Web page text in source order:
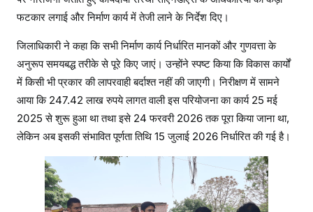
फटकार लगाई और निर्माण कार्य में तेजी लाने के निर्देश दिए।
जिलाधिकारी ने कहा कि सभी निर्माण कार्य निर्धारित मानकों और गुणवत्ता के
अनुरूप समयबद्ध तरीके से पूरे किए जाएं। उन्होंने स्पष्ट किया कि विकास कार्यों
में किसी भी प्रकार की लापरवाही बर्दाश्त नहीं की जाएगी। निरीक्षण में सामने
आया कि 247.42 लाख रुपये लागत वाली इस परियोजना का कार्य 25 मई
2025 से शुरू हुआ था तथा इसे 24 फरवरी 2026 तक पूरा किया जाना था,
लेकिन अब इसकी संभावित पूर्णता तिथि 15 जुलाई 2026 निर्धारित की गई है।